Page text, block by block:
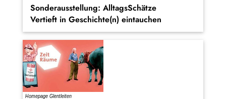
Sonderausstellung: AlltagsSchätze
Vertieft in Geschichte(n) eintauchen